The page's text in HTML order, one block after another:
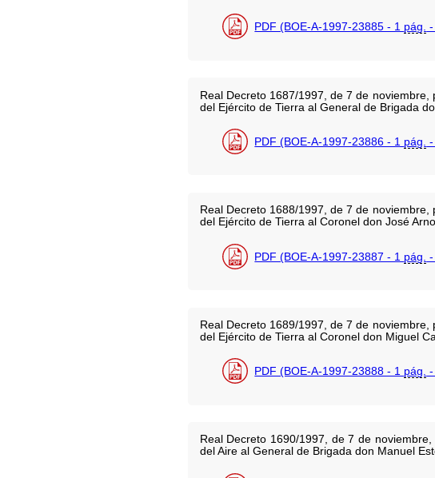
PDF (BOE-A-1997-23885 - 1 pág. -
Real Decreto 1687/1997, de 7 de
del Ejército de Tierra al General de Brigada
PDF (BOE-A-1997-23886 - 1 pág. -
Real Decreto 1688/1997, de 7 de
del Ejército de Tierra al Coronel don José
PDF (BOE-A-1997-23887 - 1 pág. -
Real Decreto 1689/1997, de 7 de
del Ejército de Tierra al Coronel don Miguel
PDF (BOE-A-1997-23888 - 1 pág. -
Real Decreto 1690/1997, de 7 de
del Aire al General de Brigada don Manuel